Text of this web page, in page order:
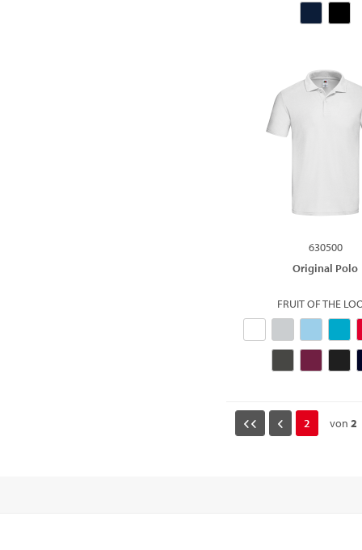
630500
Original Polo
FRUIT OF THE
2 von 2